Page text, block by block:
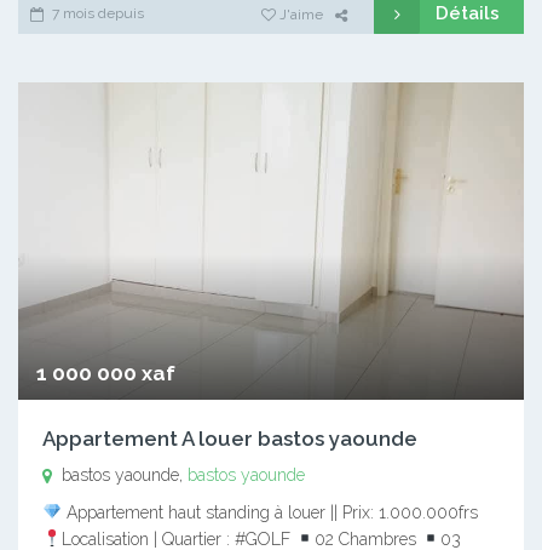
7 mois depuis J'aime Détails
1 000 000 xaf
Appartement A louer bastos yaounde
bastos yaounde, bastos yaounde
Appartement haut standing à louer || Prix: 1.000.000frs
Localisation | Quartier : #GOLF
02 Chambres
03